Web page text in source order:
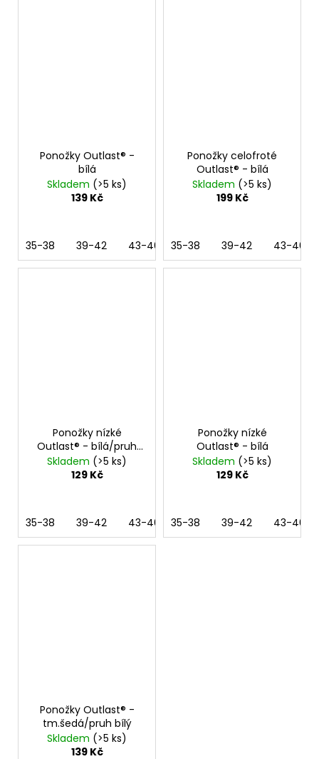
Ponožky Outlast® -
bílá
Skladem (>5 ks)
139 Kč
35-38 39-42 43-46
Ponožky celofroté
Outlast® - bílá
Skladem (>5 ks)
199 Kč
35-38 39-42 43-46
Ponožky nízké
Outlast® - bílá/pruh
černý
Skladem (>5 ks)
129 Kč
35-38 39-42 43-46
Ponožky nízké
Outlast® - bílá
Skladem (>5 ks)
129 Kč
35-38 39-42 43-46
Ponožky Outlast® -
tm.šedá/pruh bílý
Skladem (>5 ks)
139 Kč